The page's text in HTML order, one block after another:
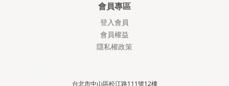
會員專區
登入會員
會員權益
隱私權政策
台北市中山區松江路111號12樓